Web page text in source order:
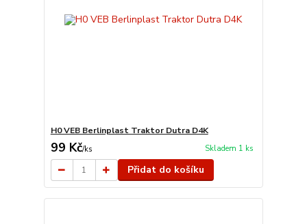
H0 VEB Berlinplast Traktor Dutra D4K
99 Kč/ks Skladem 1 ks
Přidat do košíku